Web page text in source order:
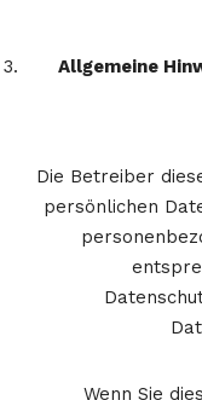
Allgemeine
Die Betreiber
persönlichen
Wenn Sie